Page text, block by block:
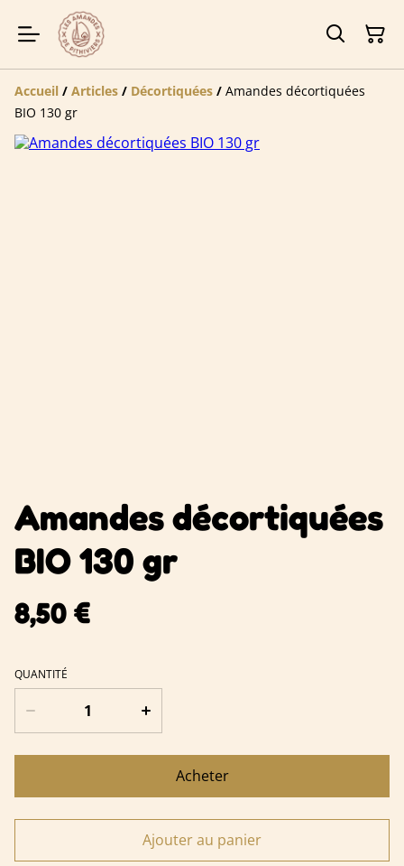
Accueil / Articles / Décortiquées / Amandes décortiquées
BIO 130 gr
Amandes décortiquées
BIO 130 gr
8,50 €
QUANTITÉ
Acheter
Ajouter au panier